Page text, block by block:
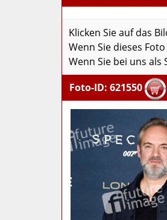
Klicken Sie auf das
Wenn Sie dieses
Wenn Sie bei uns
Foto-ID: 621550